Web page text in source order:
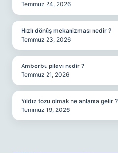
Temmuz 24, 2026
Hızlı dönüş mekanizması nedir ?
Temmuz 23, 2026
Amberbu pilavı nedir ?
Temmuz 21, 2026
Yıldız tozu olmak ne anlama gelir ?
Temmuz 19, 2026